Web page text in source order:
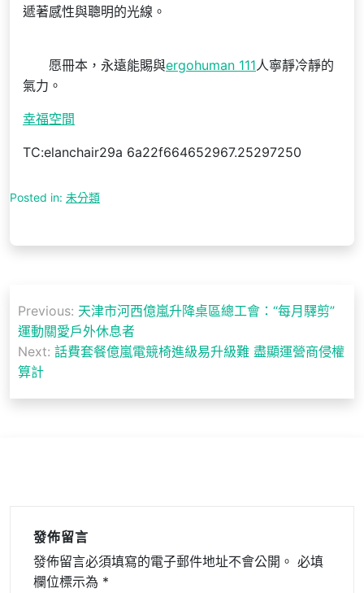
遞著感性與聰明的光線。
愿冊本，永遠能賜與ergohuman 111人寧靜冷靜的
氣力。
幸福空間
TC:elanchair29a 6a22f664652967.25297250
Posted in: 未分類
章
導
覽
Previous: 天津市河西億嵐升降桌區總工會：“每月驛剪”
運動關愛戶外休息者
Next: 話費套餐億嵐電競椅進級易升級難 盡顯運營商侵權
算計
發佈留言
發佈留言必須填寫的電子郵件地址不會公開。 必填
欄位標示為 *